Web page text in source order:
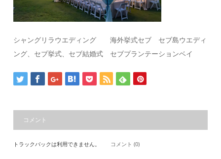
シャングリラウエディング 海外挙式セブ セブ島ウエディ
ング、セブ挙式、セブ結婚式 セブプランテーションベイ
コメント
トラックバックは利用できません。 コメント (0)